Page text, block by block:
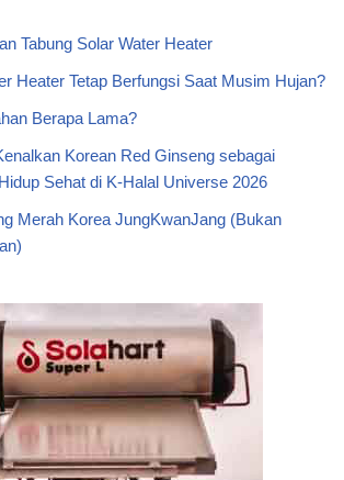
Tabung Solar Water Heater
Heater Tetap Berfungsi Saat Musim Hujan?
Berapa Lama?
Korean Red Ginseng sebagai
Sehat di K-Halal Universe 2026
Merah Korea JungKwanJang (Bukan